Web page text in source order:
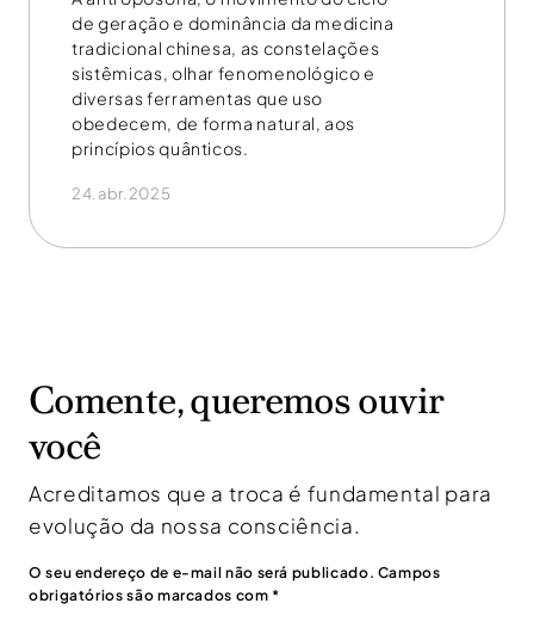
de geração e dominância da medicina
tradicional chinesa, as constelações
sistêmicas, olhar fenomenológico e
diversas ferramentas que uso
obedecem, de forma natural, aos
princípios quânticos.
24.abr.2025
Comente, queremos ouvir
você
Acreditamos que a troca é fundamental para
evolução da nossa consciência.
O seu endereço de e-mail não será publicado. Campos
obrigatórios são marcados com *